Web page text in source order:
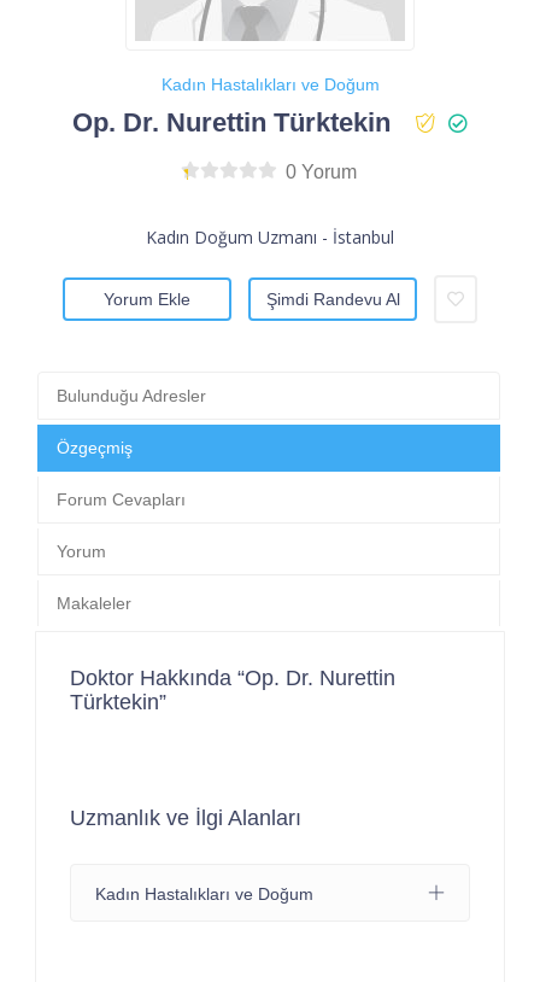
Kadın Hastalıkları ve Doğum
Op. Dr. Nurettin Türktekin
0 Yorum
Kadın Doğum Uzmanı - İstanbul
Yorum Ekle Şimdi Randevu Al
Bulunduğu Adresler
Özgeçmiş
Forum Cevapları
Yorum
Makaleler
Doktor Hakkında “Op. Dr. Nurettin
Türktekin”
Uzmanlık ve İlgi Alanları
Kadın Hastalıkları ve Doğum